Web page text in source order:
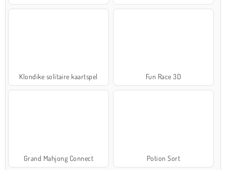
Klondike solitaire kaartspel Fun Race 3D
Grand Mahjong Connect Potion Sort